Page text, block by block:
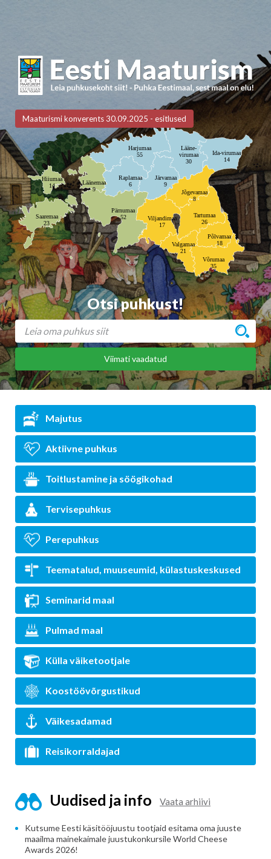
Maaturismi konverents 30.09.2025 - esitlused
Hiiumaa
14
Saaremaa
23
Läänemaa
9
Pärnumaa
52
Harjumaa
55
Raplamaa
6
Järvamaa
9
Lääne-
virumaa
30
Ida-virumaa
14
Viljandimaa
17
Jõgevamaa
8
Tartumaa
26
Valgamaa
21
Põlvamaa
18
Võrumaa
35
Otsi puhkust!
Viimati vaadatud
Majutus
Aktiivne puhkus
Toitlustamine ja söögikohad
Tervisepuhkus
Perepuhkus
Teematalud, muuseumid, külastuskeskused
Seminarid maal
Pulmad maal
Külla väiketootjale
Koostöövõrgustikud
Väikesadamad
Reisikorraldajad
Uudised ja info Vaata arhiivi
Kutsume Eesti käsitööjuustu tootjaid esitama oma juuste
maailma mainekaimale juustukonkursile World Cheese
Awards 2026!